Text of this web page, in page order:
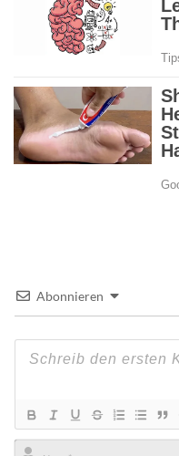
Abonnieren